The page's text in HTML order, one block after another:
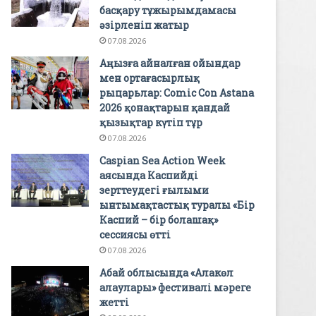
басқару тұжырымдамасы
әзірленіп жатыр
07.08.2026
Аңызға айналған ойындар
мен ортағасырлық
рыцарьлар: Comic Con Astana
2026 қонақтарын қандай
қызықтар күтіп тұр
07.08.2026
Caspian Sea Action Week
аясында Каспийді
зерттеудегі ғылыми
ынтымақтастық туралы «Бір
Каспий – бір болашақ»
сессиясы өтті
07.08.2026
Абай облысында «Алакөл
алаулары» фестивалі мәреге
жетті